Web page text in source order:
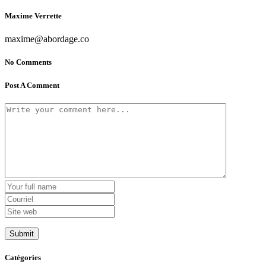
Maxime Verrette
maxime@abordage.co
No Comments
Post A Comment
Catégories